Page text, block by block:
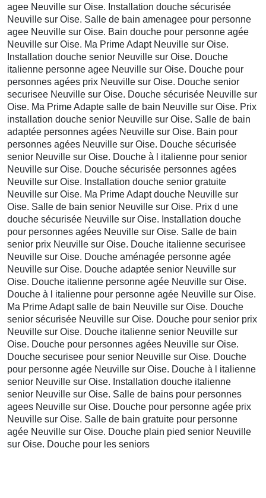
agee Neuville sur Oise. Installation douche sécurisée
Neuville sur Oise. Salle de bain amenagee pour personne
agee Neuville sur Oise. Bain douche pour personne agée
Neuville sur Oise. Ma Prime Adapt Neuville sur Oise.
Installation douche senior Neuville sur Oise. Douche
italienne personne agee Neuville sur Oise. Douche pour
personnes agées prix Neuville sur Oise. Douche senior
securisee Neuville sur Oise. Douche sécurisée Neuville sur
Oise. Ma Prime Adapte salle de bain Neuville sur Oise. Prix
installation douche senior Neuville sur Oise. Salle de bain
adaptée personnes agées Neuville sur Oise. Bain pour
personnes agées Neuville sur Oise. Douche sécurisée
senior Neuville sur Oise. Douche à l italienne pour senior
Neuville sur Oise. Douche sécurisée personnes agées
Neuville sur Oise. Installation douche senior gratuite
Neuville sur Oise. Ma Prime Adapt douche Neuville sur
Oise. Salle de bain senior Neuville sur Oise. Prix d une
douche sécurisée Neuville sur Oise. Installation douche
pour personnes agées Neuville sur Oise. Salle de bain
senior prix Neuville sur Oise. Douche italienne securisee
Neuville sur Oise. Douche aménagée personne agée
Neuville sur Oise. Douche adaptée senior Neuville sur
Oise. Douche italienne personne agée Neuville sur Oise.
Douche à l italienne pour personne agée Neuville sur Oise.
Ma Prime Adapt salle de bain Neuville sur Oise. Douche
senior sécurisée Neuville sur Oise. Douche pour senior prix
Neuville sur Oise. Douche italienne senior Neuville sur
Oise. Douche pour personnes agées Neuville sur Oise.
Douche securisee pour senior Neuville sur Oise. Douche
pour personne agée Neuville sur Oise. Douche à l italienne
senior Neuville sur Oise. Installation douche italienne
senior Neuville sur Oise. Salle de bains pour personnes
agees Neuville sur Oise. Douche pour personne agée prix
Neuville sur Oise. Salle de bain gratuite pour personne
agée Neuville sur Oise. Douche plain pied senior Neuville
sur Oise. Douche pour les seniors